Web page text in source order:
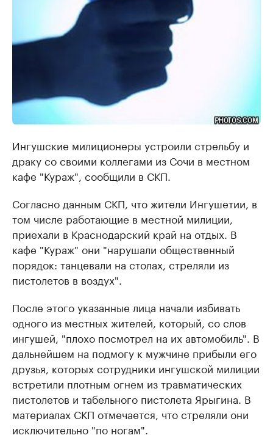
Ингушские милиционеры устроили стрельбу и
драку со своими коллегами из Сочи в местном
кафе "Кураж", сообщили в СКП.
Согласно данным СКП, что жители Ингушетии, в
том числе работающие в местной милиции,
приехали в Краснодарский край на отдых. В
кафе "Кураж" они "нарушали общественный
порядок: танцевали на столах, стреляли из
пистолетов в воздух".
После этого указанные лица начали избивать
одного из местных жителей, который, со слов
ингушей, "плохо посмотрел на их автомобиль". В
дальнейшем на подмогу к мужчине прибыли его
друзья, которых сотрудники ингушской милиции
встретили плотным огнем из травматических
пистолетов и табельного пистолета Ярыгина. В
материалах СКП отмечается, что стреляли они
исключительно "по ногам".